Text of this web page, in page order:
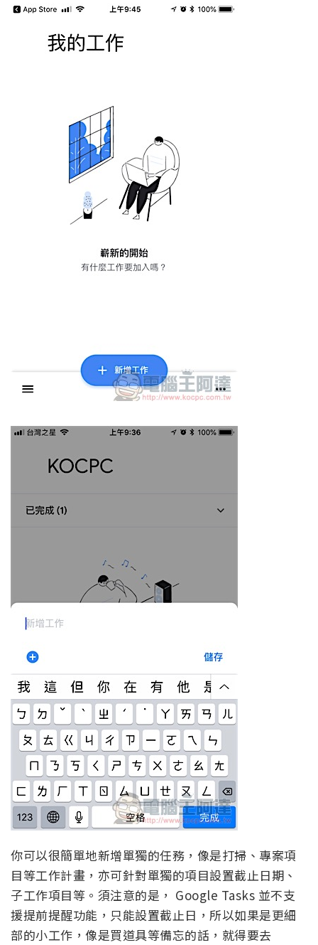
你可以很簡單地新增單獨的任務，像是打掃、專案項
目等工作計畫，亦可針對單獨的項目設置截止日期、
子工作項目等。須注意的是， Google Tasks 並不支
援提前提醒功能，只能設置截止日，所以如果是更細
部的小工作，像是買道具等備忘的話，就得要去